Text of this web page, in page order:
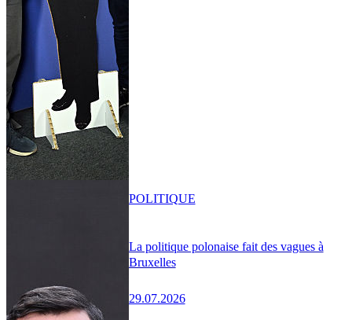
La politique polonaise fait des vagues à
Bruxelles
29.07.2026
POLITIQUE